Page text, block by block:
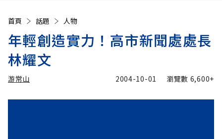
首頁 話題 人物
年輕創造實力！高市新聞處處長
林耀文
游常山 2004-10-01 瀏覽數 6,600+